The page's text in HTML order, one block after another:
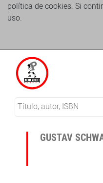
política de cookies. Si
uso.
GUSTAV